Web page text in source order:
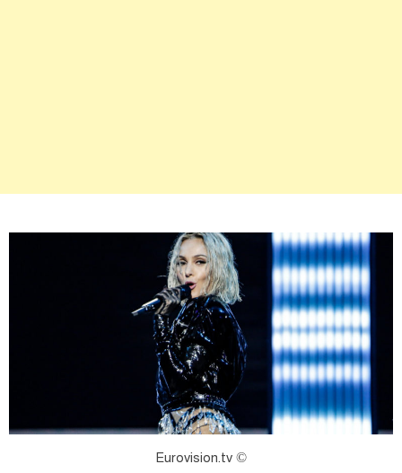
© Eurovision.tv